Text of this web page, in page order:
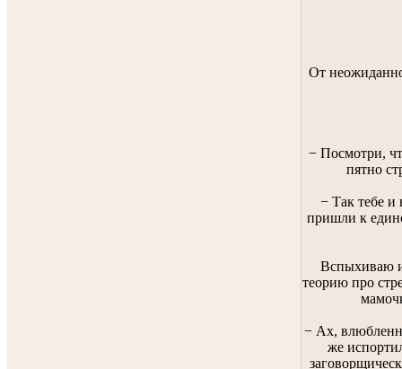
От
− Посмотри,
пятно
− Так тебе и
пришли к
Вспыхиваю
теорию про
− Ах,
же